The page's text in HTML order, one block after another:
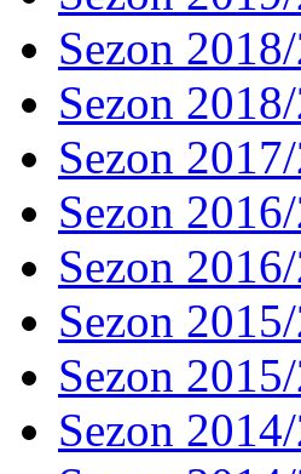
Sezon
Sezon
Sezon
Sezon
Sezon
Sezon
Sezon
Sezon